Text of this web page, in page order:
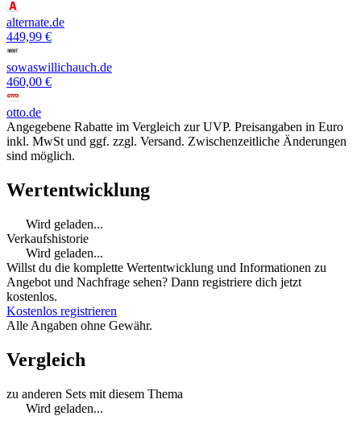
alternate.de
449,99 €
sowaswillichauch.de
460,00 €
otto.de
Angegebene Rabatte im Vergleich zur UVP. Preisangaben in Euro
inkl. MwSt und ggf. zzgl. Versand. Zwischenzeitliche Änderungen
sind möglich.
Wertentwicklung
Wird geladen...
Verkaufshistorie
Wird geladen...
Willst du die komplette Wertentwicklung und Informationen zu
Angebot und Nachfrage sehen? Dann registriere dich jetzt
kostenlos.
Kostenlos registrieren
Alle Angaben ohne Gewähr.
Vergleich
zu anderen Sets mit diesem Thema
Wird geladen...